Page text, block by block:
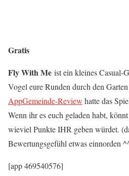
Gratis
Fly With Me ist ein kleines Casual-
Vogel eure Runden durch den
AppGemeinde-Review hatte das
Wenn ihr es euch geladen habt,
wieviel Punkte IHR geben würdet.
Bewertungsgefühl etwas einnorden
[app 469540576]